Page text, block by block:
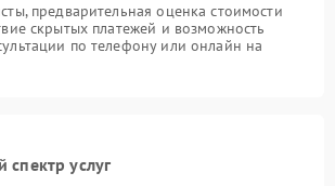
предварительная оценка стоимости
скрытых платежей и возможность
по телефону или онлайн на
услуг